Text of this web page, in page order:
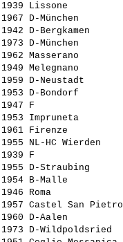
1939 Lissone
1967 D-München
1942 D-Bergkamen
1973 D-München
1962 Masserano
1949 Melegnano
1959 D-Neustadt
1953 D-Bondorf
1947 F
1953 Impruneta
1961 Firenze
1955 NL-HC
1939 F
1955 D-Straubing
1954 B-Malle
1946 Roma
1957 Castel San
1960 D-Aalen
1973 D-